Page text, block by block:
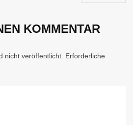
KOMMENTAR
nicht veröffentlicht. Erforderliche